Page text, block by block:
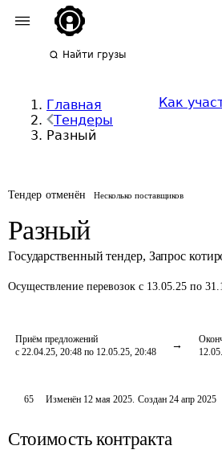
Найти грузы
Главная
Тендеры
Разный
Как
Тендер отменён Несколько поставщиков
Разный
Государственный тендер, Запрос
Осуществление перевозок с 13.05.25 по
Приём предложений
с 22.04.25, 20:48 по 12.05.25, 20:48
65 Изменён 12 мая 2025. Создан 24 апр 2025
Стоимость контракта